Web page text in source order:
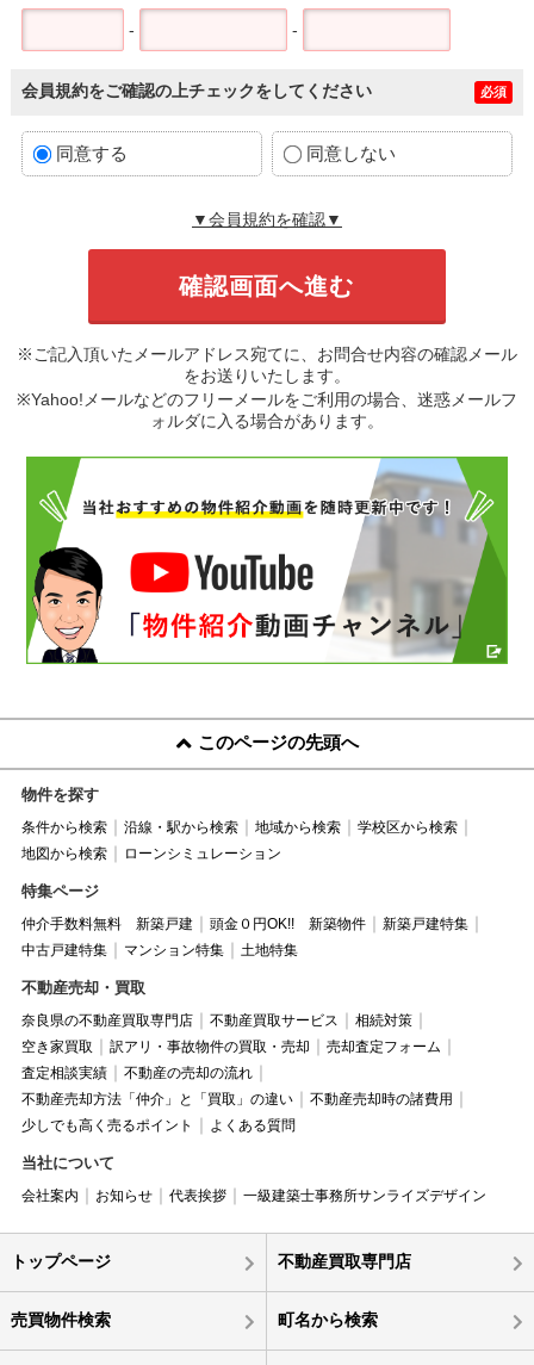
- -
会員規約をご確認の上チェックをしてください 必須
同意する 同意しない
▼会員規約を確認▼
※ご記入頂いたメールアドレス宛てに、お問合せ内容の確認メール
をお送りいたします。
※Yahoo!メールなどのフリーメールをご利用の場合、迷惑メールフ
ォルダに入る場合があります。
このページの先頭へ
物件を探す
条件から検索 沿線・駅から検索 地域から検索
学校区から検索
地図から検索
ローンシミュレーション
特集ページ
仲介手数料無料 新築戸建 頭金０円OK!! 新築物件
新築戸建特集
中古戸建特集
マンション特集 土地特集
不動産売却・買取
奈良県の不動産買取専門店 不動産買取サービス
相続対策
空き家買取
訳アリ・事故物件の買取・売却
売却査定フォーム
査定相談実績
不動産の売却の流れ
不動産売却方法「仲介」と「買取」の違い
不動産売却時の諸費用
少しでも高く売るポイント
よくある質問
当社について
会社案内 お知らせ 代表挨拶 一級建築士事務所サンライズデザイン
トップページ 不動産買取専門店
売買物件検索 町名から検索